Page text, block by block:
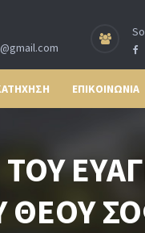
ΕΠΙΚΟΙΝΩΝΙΑ
ΘΕΟΥ